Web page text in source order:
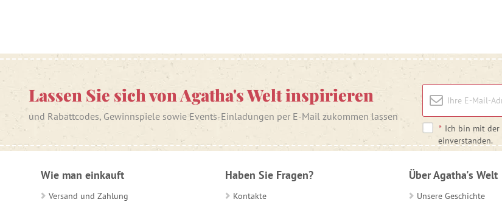
Lassen Sie sich von Agatha's Welt inspirieren
und Rabattcodes, Gewinnspiele sowie Events-Einladungen per E-Mail zukommen lassen
* Ich bin mit der
einverstanden.
Wie man einkauft
Versand und Zahlung
Haben Sie Fragen?
Kontakte
Über Agatha's Welt
Unsere Geschichte